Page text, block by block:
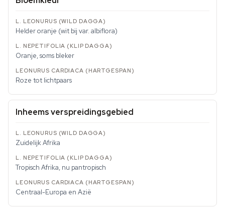
Helder oranje (wit bij var. albiflora)
Oranje, soms bleker
Roze tot lichtpaars
Inheems verspreidingsgebied
Zuidelijk Afrika
Tropisch Afrika, nu pantropisch
Centraal-Europa en Azië